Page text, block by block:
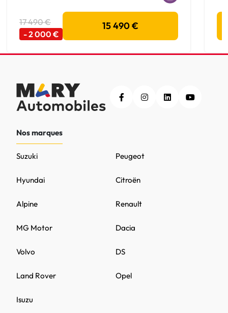
17 490 €
- 2 000 €
15 490 €
Nos marques
Peugeot
DS
MG Motor
Citroën
Opel
Volvo
Renault
Hyundai
Land Rover
Dacia
Alpine
Isuzu
Suzuki